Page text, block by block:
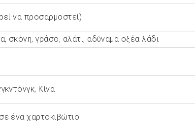
να προσαρμοστεί)
σκόνη, γράσο, αλάτι, αδύναμα οξέα λάδι
Κίνα
ένα χαρτοκιβώτιο